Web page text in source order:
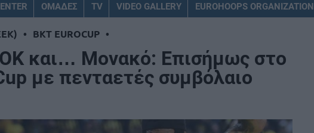
ΟΜΑΔΕΣ TV VIDEO GALLERY EUROHOOPS ORGANIZATION
• BKT EUROCUP •
και… Μονακό: Επισήμως στο
με πενταετές συμβόλαιο